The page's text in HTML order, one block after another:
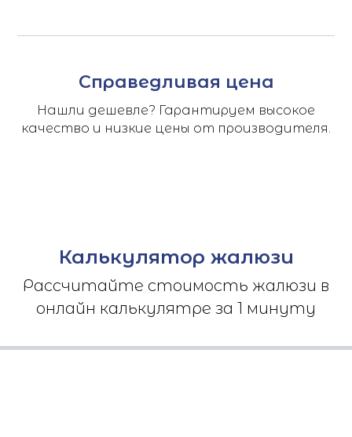
Справедливая цена
Нашли дешевле? Гарантируем высокое
качество и низкие цены от производителя.
Калькулятор жалюзи
Рассчитайте стоимость жалюзи в
онлайн калькулятре за 1 минуту